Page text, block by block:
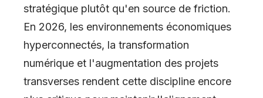
stratégique plutôt qu'en source de friction.
En 2026, les environnements économiques
hyperconnectés, la transformation
numérique et l'augmentation des projets
transverses rendent cette discipline encore